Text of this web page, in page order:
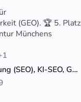
(GEO). 🏆 5. Platz
Münchens
Suchmaschinenoptimierung (SEO), KI-SEO, Google-Anzeigen